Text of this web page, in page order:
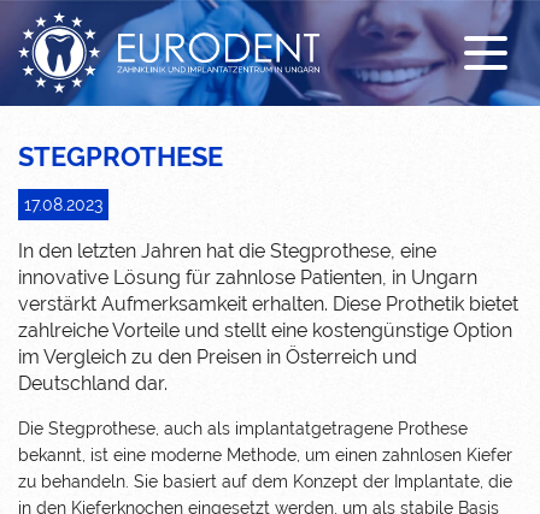
STEGPROTHESE
17.08.2023
In den letzten Jahren hat die Stegprothese, eine
innovative Lösung für zahnlose Patienten, in Ungarn
verstärkt Aufmerksamkeit erhalten. Diese Prothetik bietet
zahlreiche Vorteile und stellt eine kostengünstige Option
im Vergleich zu den Preisen in Österreich und
Deutschland dar.
Die Stegprothese, auch als implantatgetragene Prothese
bekannt, ist eine moderne Methode, um einen zahnlosen Kiefer
zu behandeln. Sie basiert auf dem Konzept der Implantate, die
in den Kieferknochen eingesetzt werden, um als stabile Basis
Sonderangebot
Behandlungen
Zahnimplantat
All-on-4
Zahnprothese
Zahnbrücke
Kombinierter Zahnersatz
Füllung
Sedierung
Erstuntersuchung
Kostenloser Abholdienst
Unsere Klinik
Unser Team
News / FAQ
Anreise
Coronavirus und Reiseinfos
Video über die Zahnklinik Ungarn